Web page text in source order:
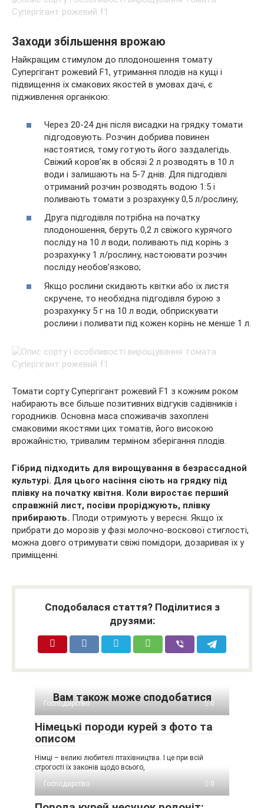
Заходи збільшення врожаю
Найкращим стимулом до плодоношення томату
Супергігант рожевий F1, утримання плодів на кущі і
підвищення їх смакових якостей в умовах дачі, є
підживлення органікою:
Через 20-24 дні після висадки на грядку томати
підгодовують. Розчин добрива повинен
настоятися, тому готують його заздалегідь.
Свіжий коров’як в обсязі 2 л розводять в 10 л
води і залишають на 5-7 днів. Для підгодівлі
отриманий розчин розводять водою 1:5 і
поливають томати з розрахунку 0,5 л/рослину;
Друга підгодівля потрібна на початку
плодоношення, беруть 0,2 л свіжого курячого
посліду на 10 л води, поливають під корінь з
розрахунку 1 л/рослину, настоювати розчин
посліду необов’язково;
Якщо рослини скидають квітки або їх листя
скручене, то необхідна підгодівля бурою з
розрахунку 5 г на 10 л води, обприскувати
рослини і поливати під кожен корінь не менше 1 л.
Томати сорту Супергігант рожевий F1 з кожним роком
набирають все більше позитивних відгуків садівників і
городників. Основна маса споживачів захоплені
смаковими якостями цих томатів, його високою
врожайністю, тривалим терміном зберігання плодів.
Гібрид підходить для вирощування в безрассадной
культурі. Для цього насіння сіють на грядку під
плівку на початку квітня. Коли виростає перший
справжній лист, посіви проріджують, плівку
прибирають. Плоди отримують у вересні. Якщо їх
прибрати до морозів у фазі молочно-воскової стиглості,
можна довго отримувати свіжі помідори, дозаривая їх у
приміщенні.
Сподобалася стаття? Поділитися з
друзями:
Вам також може сподобатися
Господарство 0
Німецькі породи курей з фото та
описом
Німці – великі любителі птахівництва. І це при всій
строгості їх законів щодо всього,
Господарство
0